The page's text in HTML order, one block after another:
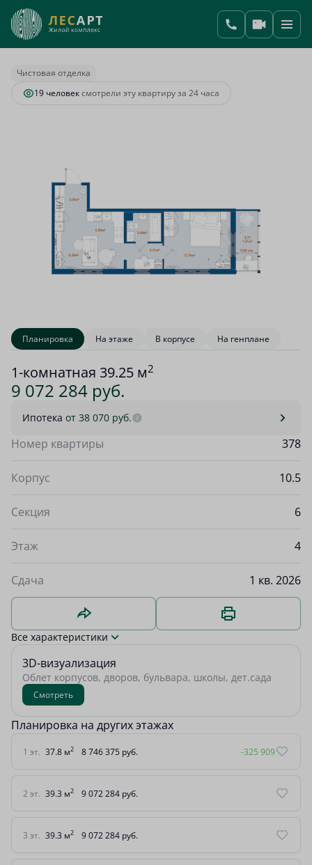
1-комнатная39.25 м 9 072 284 руб.
Ипотека от 38 070 руб.
Чистовая отделка
19 человексмотрели эту квартиру за 24 часа
Планировка На этаже В корпусе На генплане
1-комнатная 39.25 м2
9 072 284 руб.
Ипотека от 38 070 руб.
Номер квартиры 378
Корпус 10.5
Секция 6
Этаж 4
Сдача 1 кв. 2026
Все характеристики
3D-визуализация
Облет корпусов, дворов, бульвара, школы, дет.сада
Смотреть
Планировка на других этажах
1 эт. 37.8 м2 8 746 375 руб. -325 909
2 эт. 39.3 м2 9 072 284 руб.
3 эт. 39.3 м2 9 072 284 руб.